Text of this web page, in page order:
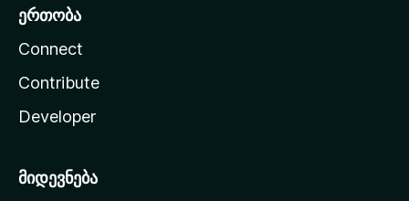
ერთობა
Connect
Contribute
Developer
მიდევნება